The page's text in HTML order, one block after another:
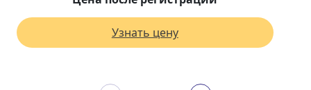
Узнать цену